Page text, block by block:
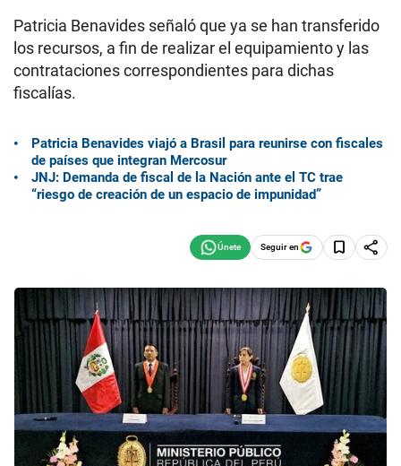
Patricia Benavides señaló que ya se han transferido
los recursos, a fin de realizar el equipamiento y las
contrataciones correspondientes para dichas
fiscalías.
Patricia Benavides viajó a Brasil para reunirse con fiscales
de países que integran Mercosur
JNJ: Demanda de fiscal de la Nación ante el TC trae
“riesgo de creación de un espacio de impunidad”
Seguir en